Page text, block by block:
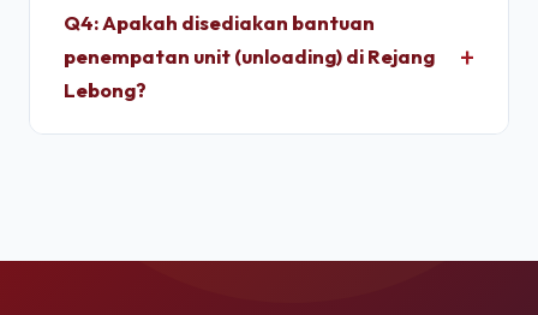
air bertekanan tinggi untuk memastikan dinding
panel baja corten dan karet pelindung pintu 100%
kedap air sebelum pemuatan.
Q4: Apakah disediakan bantuan
penempatan unit (unloading) di Rejang
Lebong?